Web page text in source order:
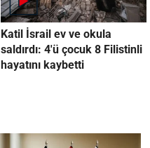
Katil İsrail ev ve okula
saldırdı: 4'ü çocuk 8 Filistinli
hayatını kaybetti